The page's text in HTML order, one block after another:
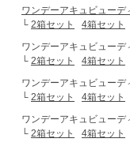
ワンデーアキュビューデ
└ 2箱セット 4箱セット
ワンデーアキュビュー
└ 2箱セット 4箱セット
ワンデーアキュビュー
└ 2箱セット 4箱セット
ワンデーアキュビューデ
└ 2箱セット 4箱セット